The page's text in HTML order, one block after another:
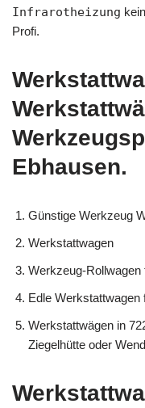
Infrarotheizung
Profi.
Ebhausen.
Günstige Werkzeug
Werkstattwagen
Werkzeug-Rollwagen
Edle Werkstattwagen
Werkstattwägen in
Ziegelhütte oder